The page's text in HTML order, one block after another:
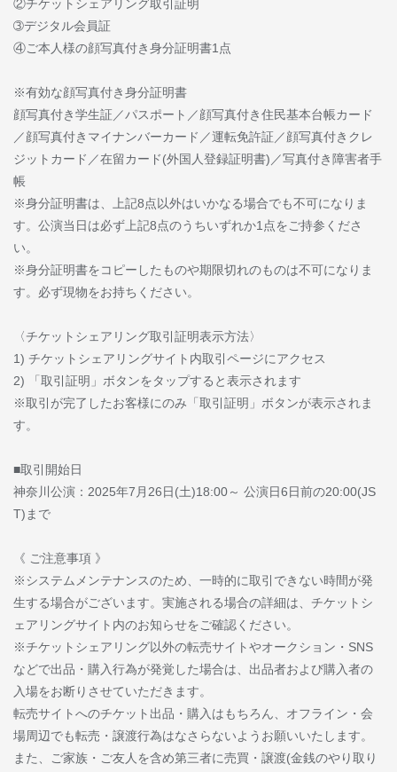
②チケットシェアリング取引証明
➂デジタル会員証
④ご本人様の顔写真付き身分証明書1点
※有効な顔写真付き身分証明書
顔写真付き学生証／パスポート／顔写真付き住民基本台帳カード
／顔写真付きマイナンバーカード／運転免許証／顔写真付きクレ
ジットカード／在留カード(外国人登録証明書)／写真付き障害者手
帳
※身分証明書は、上記8点以外はいかなる場合でも不可になりま
す。公演当日は必ず上記8点のうちいずれか1点をご持参くださ
い。
※身分証明書をコピーしたものや期限切れのものは不可になりま
す。必ず現物をお持ちください。
〈チケットシェアリング取引証明表示方法〉
1) チケットシェアリングサイト内取引ページにアクセス
2) 「取引証明」ボタンをタップすると表示されます
※取引が完了したお客様にのみ「取引証明」ボタンが表示されま
す。
■取引開始日
神奈川公演：2025年7月26日(土)18:00～ 公演日6日前の20:00(JS
T)まで
《 ご注意事項 》
※システムメンテナンスのため、一時的に取引できない時間が発
生する場合がございます。実施される場合の詳細は、チケットシ
ェアリングサイト内のお知らせをご確認ください。
※チケットシェアリング以外の転売サイトやオークション・SNS
などで出品・購入行為が発覚した場合は、出品者および購入者の
入場をお断りさせていただきます。
転売サイトへのチケット出品・購入はもちろん、オフライン・会
場周辺でも転売・譲渡行為はなさらないようお願いいたします。
また、ご家族・ご友人を含め第三者に売買・譲渡(金銭のやり取り